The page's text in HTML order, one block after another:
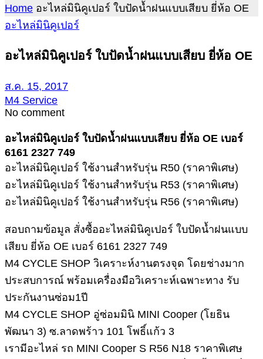
Home อะไหล่มินิคูเปอร์ ใบปัดน้ำฝนแบบเสียบ ยี่ห้อ OE
อะไหล่มินิคูเปอร์
อะไหล่มินิคูเปอร์ ใบปัดน้ำฝนแบบเสียบ ยี่ห้อ OE
ส.ค. 15, 2017
M4 Service
No comment
อะไหล่มินิคูเปอร์ ใบปัดน้ำฝนแบบเสียบ ยี่ห้อ OE เบอร์
6161 2327 749
อะไหล่มินิคูเปอร์ ใช้งานสำหรับรุ่น R50 (ราคาพิเศษ)
อะไหล่มินิคูเปอร์ ใช้งานสำหรับรุ่น R53 (ราคาพิเศษ)
อะไหล่มินิคูเปอร์ ใช้งานสำหรับรุ่น R56 (ราคาพิเศษ)
สอบถามข้อมูล สั่งซื้ออะไหล่มินิคูเปอร์ ใบปัดน้ำฝนแบบ
เสียบ ยี่ห้อ OE เบอร์ 6161 2327 749
M4 CYCLE SHOP วิเคราะห์งานตรงจุด โดยช่างมาก
ประสบการณ์ พร้อมเครื่องมือวิเคราะห์เฉพาะทาง รับ
ประกันงานซ่อม1ปี
M4 CYCLE SHOP อู่ซ่อมมินิ MINI Cooper (โยธิน
พัฒนา 3) ซ.ลาดพร้าว 101 โพธิ์แก้ว 3
เรามีอะไหล่ รถ MINI Cooper S R56 N18 ราคาพิเศษ